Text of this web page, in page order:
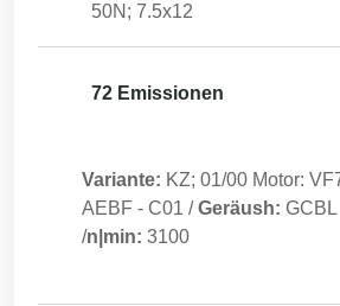
50N; 7.5x12
72 Emissionen
Variante: KZ; 01/00 Motor:
AEBF - C01 /Geräush: GCBL
/n|min: 3100